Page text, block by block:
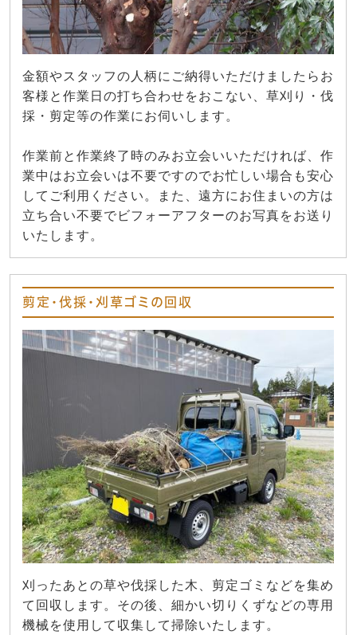
金額やスタッフの人柄にご納得いただけましたらお
客様と作業日の打ち合わせをおこない、草刈り・伐
採・剪定等の作業にお伺いします。
作業前と作業終了時のみお立会いいただければ、作
業中はお立会いは不要ですのでお忙しい場合も安心
してご利用ください。また、遠方にお住まいの方は
立ち合い不要でビフォーアフターのお写真をお送り
いたします。
剪定・伐採・刈草ゴミの回収
刈ったあとの草や伐採した木、剪定ゴミなどを集め
て回収します。その後、細かい切りくずなどの専用
機械を使用して収集して掃除いたします。